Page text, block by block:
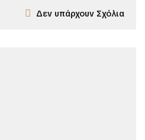
Δεν υπάρχουν Σχόλια